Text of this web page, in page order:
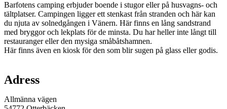
Barfotens camping erbjuder boende i stugor eller på husvagns- och
tältplatser. Campingen ligger ett stenkast från stranden och här kan
du njuta av solnedgången i Vänern. Här finns en lång sandstrand
med bryggor och lekplats för de minsta. Du har heller inte långt till
restauranger eller den mysiga småbåtshamnen.
Här finns även en kiosk för den som blir sugen på glass eller godis.
Adress
Allmänna vägen